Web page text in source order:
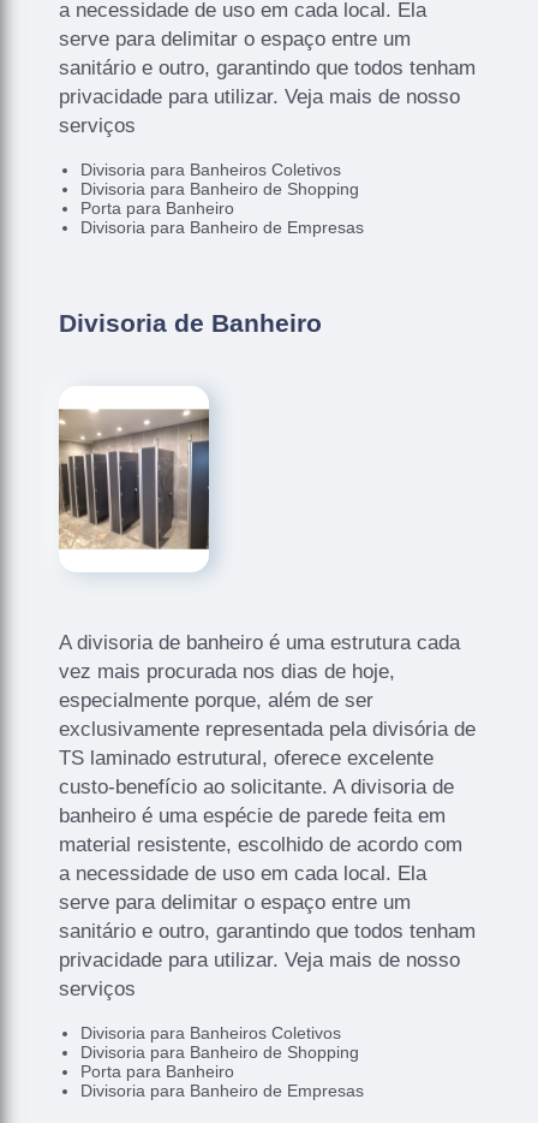
a necessidade de uso em cada local. Ela
serve para delimitar o espaço entre um
sanitário e outro, garantindo que todos tenham
privacidade para utilizar. Veja mais de nosso
serviços
Divisoria para Banheiros Coletivos
Divisoria para Banheiro de Shopping
Porta para Banheiro
Divisoria para Banheiro de Empresas
Divisoria de Banheiro
A divisoria de banheiro é uma estrutura cada
vez mais procurada nos dias de hoje,
especialmente porque, além de ser
exclusivamente representada pela divisória de
TS laminado estrutural, oferece excelente
custo-benefício ao solicitante. A divisoria de
banheiro é uma espécie de parede feita em
material resistente, escolhido de acordo com
a necessidade de uso em cada local. Ela
serve para delimitar o espaço entre um
sanitário e outro, garantindo que todos tenham
privacidade para utilizar. Veja mais de nosso
serviços
Divisoria para Banheiros Coletivos
Divisoria para Banheiro de Shopping
Porta para Banheiro
Divisoria para Banheiro de Empresas